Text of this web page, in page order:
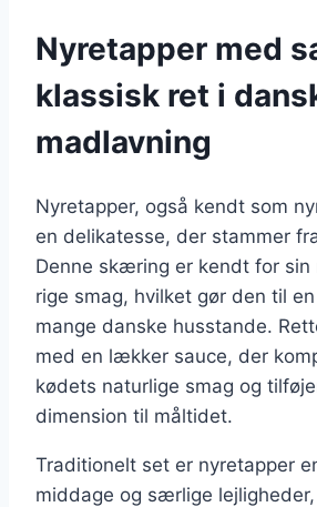
Nyretapper med
klassisk ret i
madlavning
Nyretapper, også kendt som
en delikatesse, der stammer
Denne skæring er kendt for sin
rige smag, hvilket gør den til
mange danske husstande.
med en lækker sauce, der
kødets naturlige smag og
dimension til måltidet.
Traditionelt set er nyretapper
middage og særlige